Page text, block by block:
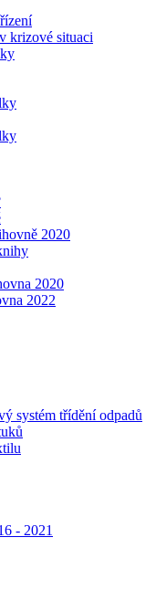
krizové situaci
2020
2020
2022
systém třídění odpadů
- 2021